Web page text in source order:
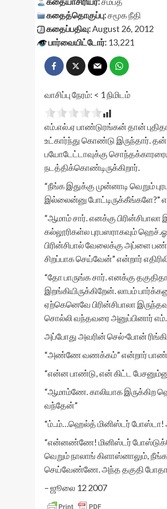
கதைத்தொகுப்பு:சமூக நீதி
கதைப்பதிவு:August 26, 2012
பார்வையிட்டோர்: 13,221
வாசிப்பு நேரம்: < 1நிமிடம்
எம்.எல்.ஏ பாண்டுரங்கன் தான்
உட்கார்ந்து கொண்டு இருந்தார்.
பயோடேட்டாவுக்கு
நடத்திக்கொண்டிருக்கிறார்.
“நீங்க இதுக்கு முன்னாடி வெறும்
இல்லைன்னு போட்டிருக்கீங்களே?”
“ஆமாம் சார். எனக்கு
கல்லூரிகள்ல புரபஸராகவும்
பிரின்சிபால் வேலைக்கு அப்ளை
சிறப்பாக செய்வேன்” என்றார்
“தோ பாருங்க சார். எனக்கு
இறங்கியிருக்கிறேன். லாபம்
ஏற்கெனெவே பிரின்சிபாலா
சொல்லி வந்தவரை அனுப்பினார்
அப்போது அவரின் செல்·போன்
“அண்ணே வணக்கம்” என்றார்
“என்ன பாண்டு, என் கிட்ட
“ஆமாம்ணே. காலியாக இருக்கிற
வந்தேன்”
“ம்..ம்…ஹெல்த் மினிஸ்டர் போஸ்டா!
“என்னண்ணே! மினிஸ்டர்
வெறும் நாலாங் கிளாஸ்னாலும்,
செய்வேண்ணே. அந்த தகுதி
– ஜூலை 12 2007